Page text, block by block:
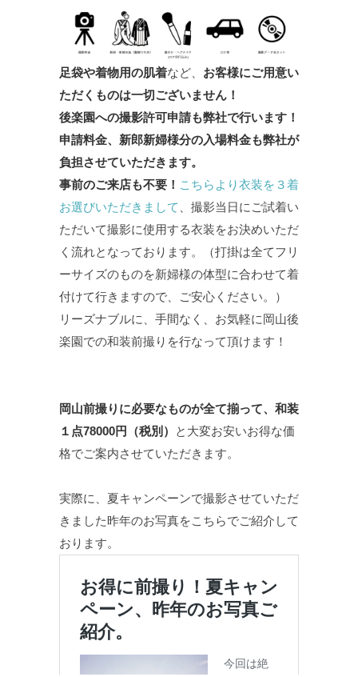
足袋や着物用の肌着など、 お客様にご用意い
ただくものは一切ございません！
後楽園への撮影許可申請も弊社で行います！
申請料金、新郎新婦様分の入場料金も弊社が
負担させていただきます。
事前のご来店も不要！ こちらより衣装を３着
お選びいただきまして 、撮影当日にご試着い
ただいて撮影に使用する衣装をお決めいただ
く流れとなっております。（打掛は全てフリ
ーサイズのものを新婦様の体型に合わせて着
付けて行きますので、ご安心ください。）
リーズナブルに、手間なく、お気軽に岡山後
楽園での和装前撮りを行なって頂けます！
岡山前撮りに必要なものが全て揃って、和装
１点78000円（税別）
と大変お安いお得な価
格でご案内させていただきます。
実際に、夏キャンペーンで撮影させていただ
きました昨年のお写真をこちらでご紹介して
おります。